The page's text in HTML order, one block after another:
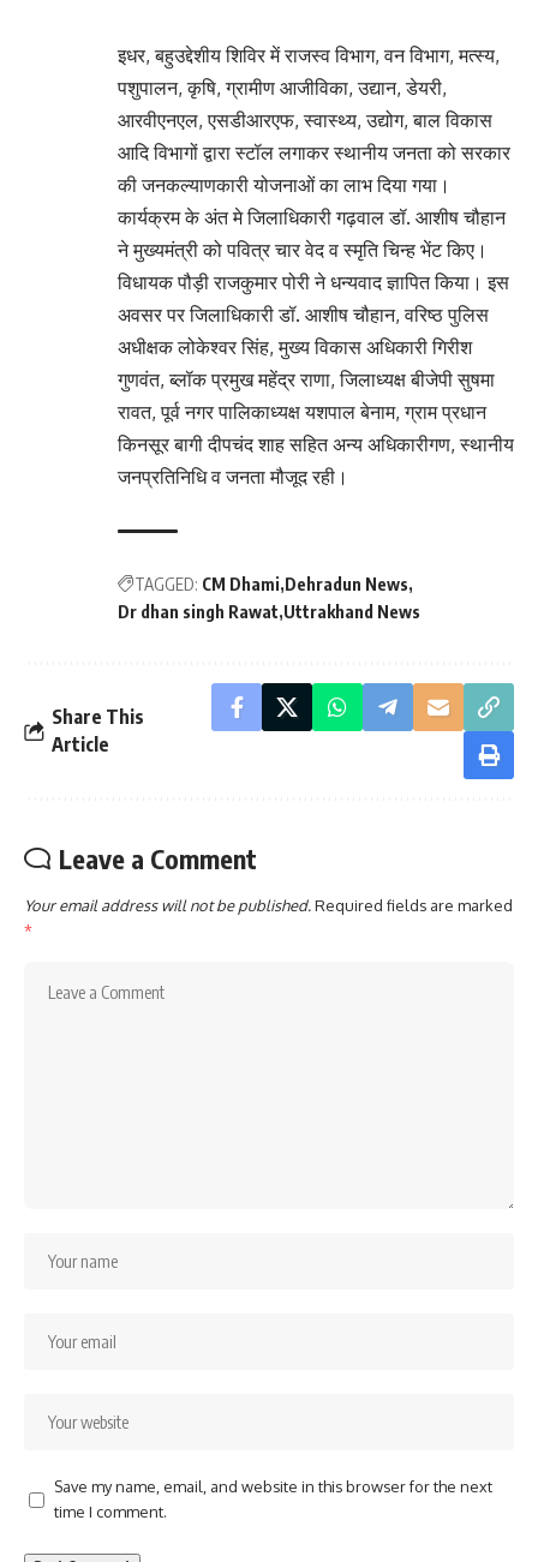
इधर, बहुउद्देशीय शिविर में राजस्व विभाग, वन विभाग, मत्स्य,
पशुपालन, कृषि, ग्रामीण आजीविका, उद्यान, डेयरी,
आरवीएनएल, एसडीआरएफ, स्वास्थ्य, उद्योग, बाल विकास
आदि विभागों द्वारा स्टॉल लगाकर स्थानीय जनता को सरकार
की जनकल्याणकारी योजनाओं का लाभ दिया गया।
कार्यक्रम के अंत मे जिलाधिकारी गढ़वाल डॉ. आशीष चौहान
ने मुख्यमंत्री को पवित्र चार वेद व स्मृति चिन्ह भेंट किए।
विधायक पौड़ी राजकुमार पोरी ने धन्यवाद ज्ञापित किया। इस
अवसर पर जिलाधिकारी डॉ. आशीष चौहान, वरिष्ठ पुलिस
अधीक्षक लोकेश्वर सिंह, मुख्य विकास अधिकारी गिरीश
गुणवंत, ब्लॉक प्रमुख महेंद्र राणा, जिलाध्यक्ष बीजेपी सुषमा
रावत, पूर्व नगर पालिकाध्यक्ष यशपाल बेनाम, ग्राम प्रधान
किनसूर बागी दीपचंद शाह सहित अन्य अधिकारीगण, स्थानीय
जनप्रतिनिधि व जनता मौजूद रही।
TAGGED: CM Dhami Dehradun News
Dr dhan singh Rawat Uttrakhand News
Share This
Article
Leave a Comment
Your email address will not be published.Required fields are marked
*
Save my name, email, and website in this browser for the next
time I comment.